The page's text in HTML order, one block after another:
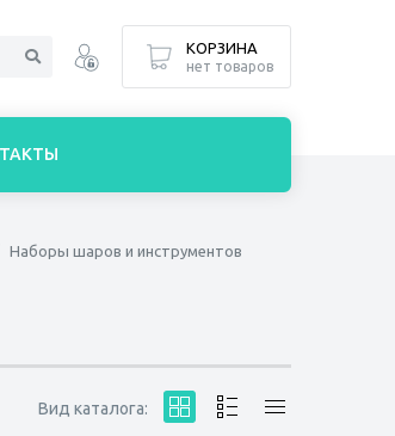
Наборы шаров и инструментов
Вид каталога:
КОРЗИНА
нет товаров